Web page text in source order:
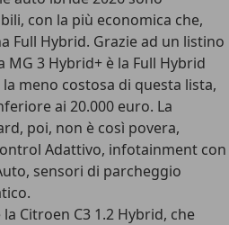
, con la più economica che,
Full Hybrid. Grazie ad un listino
MG 3 Hybrid+ è la Full Hybrid
meno costosa di questa lista,
ai 20.000 euro. La
poi, non è così povera,
Adattivo, infotainment con
sensori di parcheggio
la Citroen C3 1.2 Hybrid, che